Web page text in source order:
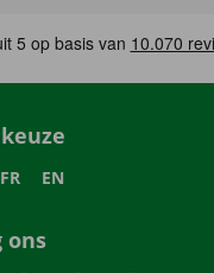
FR EN
ons